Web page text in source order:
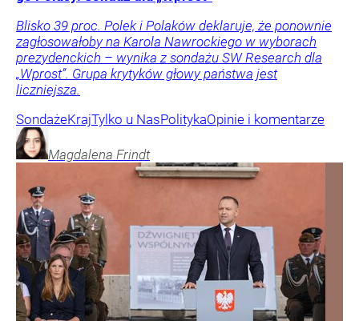
Blisko 39 proc. Polek i Polaków deklaruje, że ponownie
zagłosowałoby na Karola Nawrockiego w wyborach
prezydenckich – wynika z sondażu SW Research dla
„Wprost”. Grupa krytyków głowy państwa jest
liczniejsza.
SondażeKrajTylko u NasPolitykaOpinie i komentarze
Magdalena Frindt